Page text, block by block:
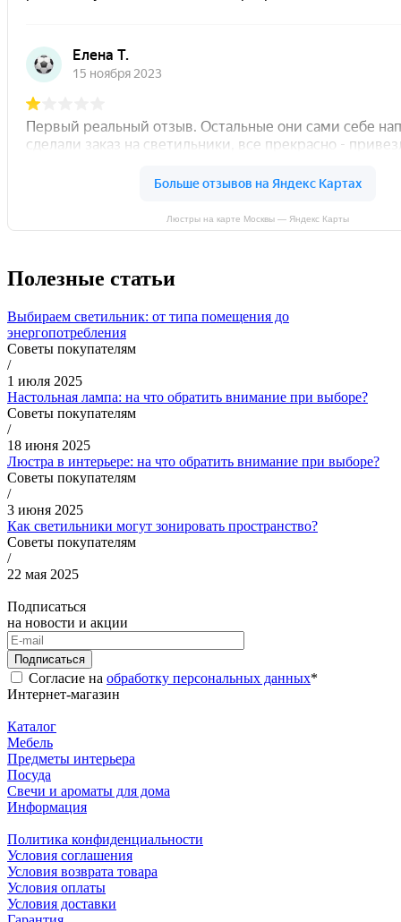
Люстры на карте Москвы — Яндекс Карты
Полезные статьи
Выбираем светильник: от типа помещения до
энергопотребления
Советы покупателям
/
1 июля 2025
Настольная лампа: на что обратить внимание при выборе?
Советы покупателям
/
18 июня 2025
Люстра в интерьере: на что обратить внимание при выборе?
Советы покупателям
/
3 июня 2025
Как светильники могут зонировать пространство?
Советы покупателям
/
22 мая 2025
Подписаться
на новости и акции
Подписаться
Согласие на обработку персональных данных*
Интернет-магазин
Каталог
Мебель
Предметы интерьера
Посуда
Свечи и ароматы для дома
Информация
Политика конфиденциальности
Условия соглашения
Условия возврата товара
Условия оплаты
Условия доставки